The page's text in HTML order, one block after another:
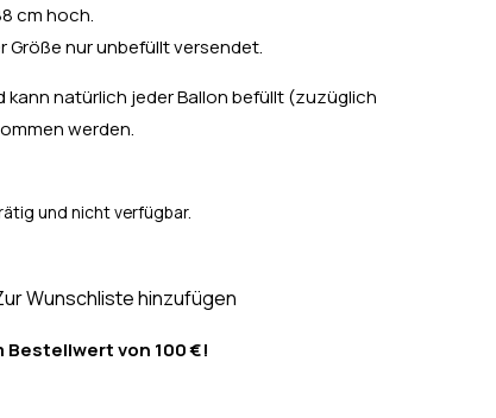
cm hoch.
Größe nur unbefüllt versendet.
kann natürlich jeder Ballon befüllt (zuzüglich
werden.
und nicht verfügbar.
Wunschliste hinzufügen
Bestellwert von 100 €!